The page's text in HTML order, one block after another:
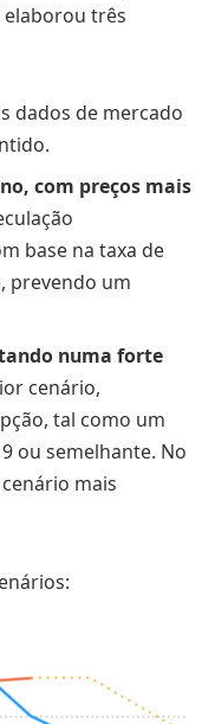
elaborou três
dados de mercado
com preços mais
base na taxa de
prevendo um
numa forte
cenário,
tal como um
ou semelhante. No
mais